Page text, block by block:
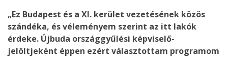
„Ez Budapest és a XI. kerület vezetésének közös
szándéka, és véleményem szerint az itt lakók
érdeke. Újbuda országgyűlési képviselő-
jelöltjeként éppen ezért választottam programom